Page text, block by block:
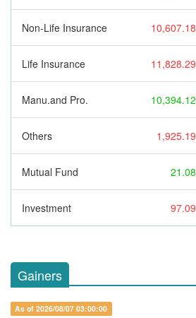
Non-Life Insurance 10,607.18
Life Insurance 11,828.29
Manu.and Pro. 10,394.12
Others 1,925.19
Mutual Fund 21.08
Investment 97.09
Gainers
As of 2026/08/07 03:00:00